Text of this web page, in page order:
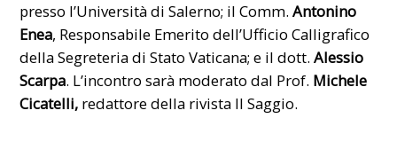
presso l’Università di Salerno; il Comm.Antonino
Enea, Responsabile Emerito dell’Ufficio Calligrafico
della Segreteria di Stato Vaticana; e il dott.Alessio
Scarpa. L’incontro sarà moderato dal Prof. Michele
Cicatelli, redattore della rivista Il Saggio.